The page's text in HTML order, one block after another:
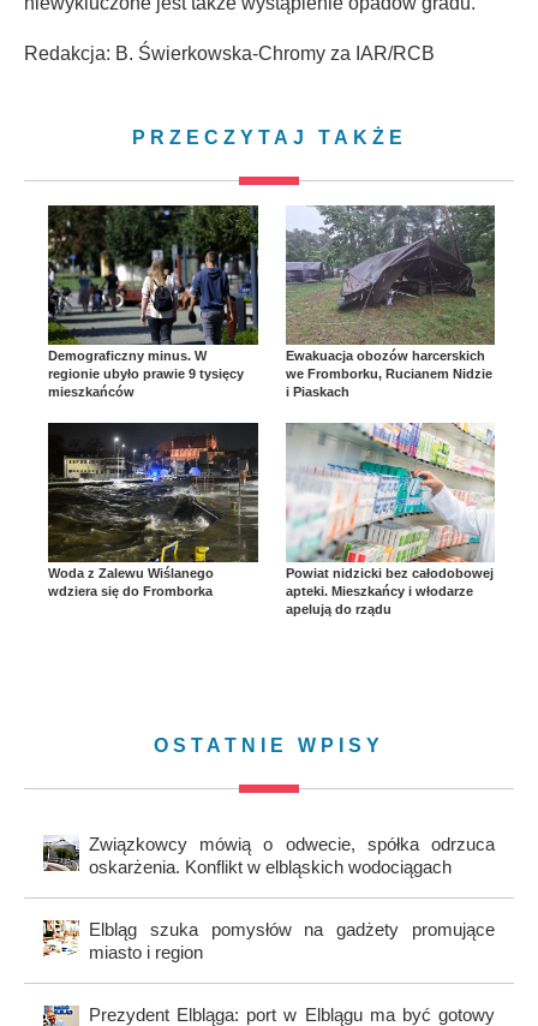
Redakcja: B. Świerkowska-Chromy za IAR/RCB
PRZECZYTAJ TAKŻE
Demograficzny minus. W
regionie ubyło prawie 9 tysięcy
mieszkańców
Ewakuacja obozów harcerskich
we Fromborku, Rucianem Nidzie
i Piaskach
Woda z Zalewu Wiślanego
wdziera się do Fromborka
Powiat nidzicki bez całodobowej
apteki. Mieszkańcy i włodarze
apelują do rządu
OSTATNIE WPISY
Związkowcy mówią o odwecie, spółka odrzuca
oskarżenia. Konflikt w elbląskich wodociągach
Elbląg szuka pomysłów na gadżety promujące
miasto i region
Prezydent Elbląga: port w Elblągu ma być gotowy